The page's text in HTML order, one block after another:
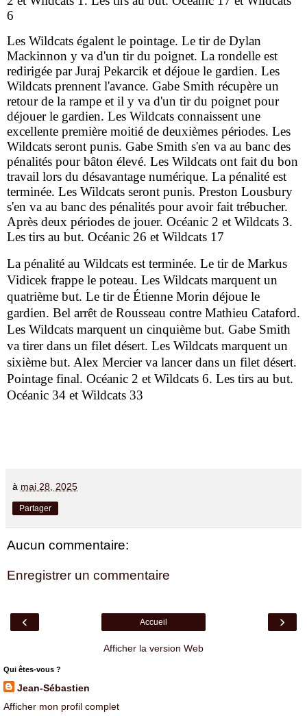
6
Les Wildcats égalent le pointage. Le tir de Dylan
Mackinnon y va d'un tir du poignet. La rondelle est
redirigée par Juraj Pekarcik et déjoue le gardien. Les
Wildcats prennent l'avance. Gabe Smith récupère un
retour de la rampe et il y va d'un tir du poignet pour
déjouer le gardien. Les Wildcats connaissent une
excellente première moitié de deuxièmes périodes. Les
Wildcats seront punis. Gabe Smith s'en va au banc des
pénalités pour bâton élevé. Les Wildcats ont fait du bon
travail lors du désavantage numérique. La pénalité est
terminée. Les Wildcats seront punis. Preston Lousbury
s'en va au banc des pénalités pour avoir fait trébucher.
Après deux périodes de jouer. Océanic 2 et Wildcats 3.
Les tirs au but. Océanic 26 et Wildcats 17
La pénalité au Wildcats est terminée. Le tir de Markus
Vidicek frappe le poteau. Les Wildcats marquent un
quatrième but. Le tir de Étienne Morin déjoue le
gardien. Bel arrêt de Rousseau contre Mathieu Cataford.
Les Wildcats marquent un cinquième but. Gabe Smith
va tirer dans un filet désert. Les Wildcats marquent un
sixième but. Alex Mercier va lancer dans un filet désert.
Pointage final. Océanic 2 et Wildcats 6. Les tirs au but.
Océanic 34 et Wildcats 33
à mai 28, 2025
Partager
Aucun commentaire:
Enregistrer un commentaire
‹ ›
Accueil
Afficher la version Web
Qui êtes-vous ?
Jean-Sébastien
Afficher mon profil complet